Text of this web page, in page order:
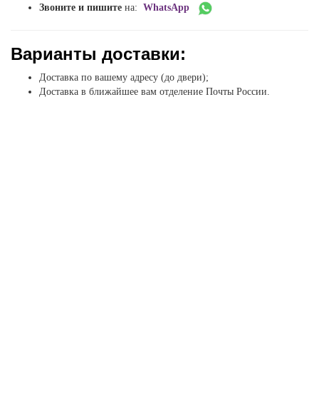
Звоните и пишите на: WhatsApp
Варианты доставки:
Доставка по вашему адресу (до двери);
Доставка в ближайшее вам отделение Почты России.